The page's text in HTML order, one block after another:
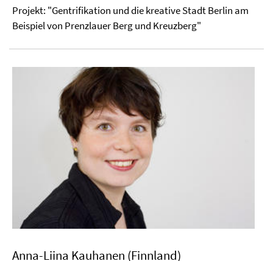
Projekt: "Gentrifikation und die kreative Stadt Berlin am
Beispiel von Prenzlauer Berg und Kreuzberg"
Anna-Liina Kauhanen (Finnland)